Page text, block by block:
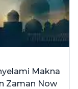
Makna
Zaman Now